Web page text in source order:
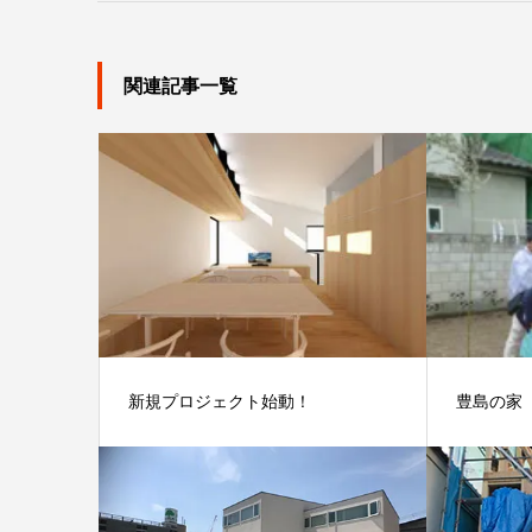
関連記事一覧
新規プロジェクト始動！ 豊島の家